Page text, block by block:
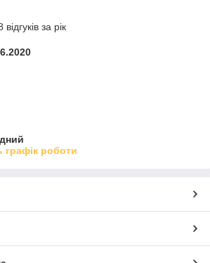
за рік
графік роботи